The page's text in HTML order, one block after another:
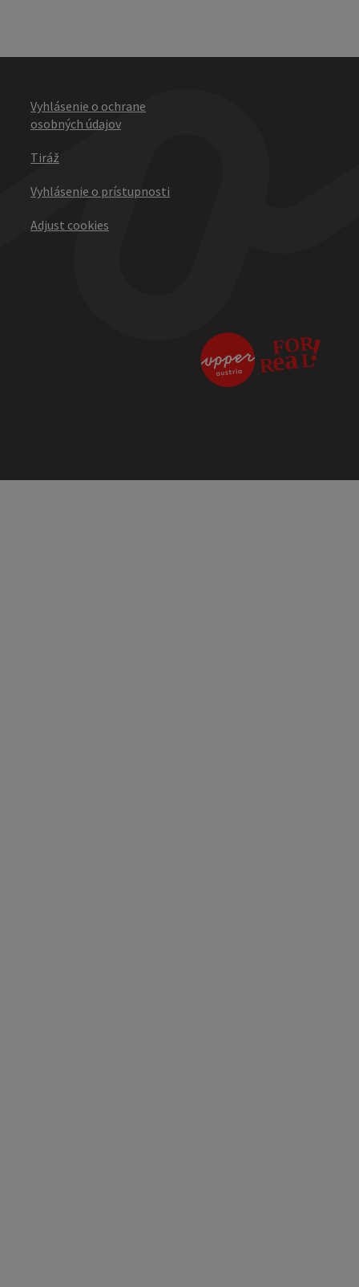
Vyhlásenie o ochrane
osobných údajov
Tiráž
Vyhlásenie o prístupnosti
Adjust cookies